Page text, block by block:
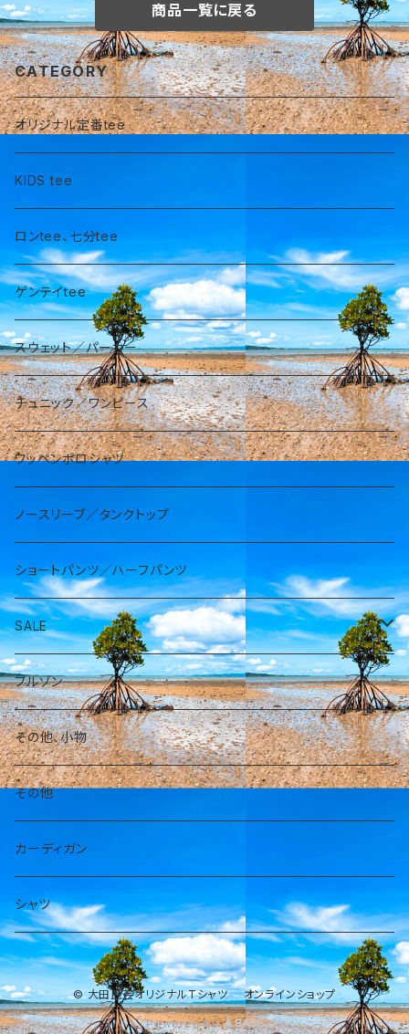
商品一覧に戻る
CATEGORY
オリジナル定番tee
KIDS tee
ロンtee、七分tee
ゲンテイtee
スウェット／パーカー
チュニック／ワンピース
ワッペンポロシャツ
ノースリーブ／タンクトップ
ショートパンツ／ハーフパンツ
SALE
パーカー
ブルゾン
その他、小物
その他
カーディガン
シャツ
© 大田民芸オリジナルTシャツ オンラインショップ
Powered by